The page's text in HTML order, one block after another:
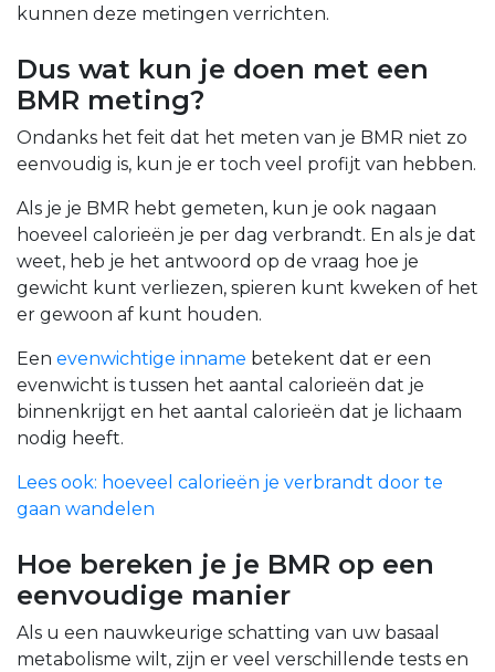
kunnen deze metingen verrichten.
Dus wat kun je doen met een
BMR meting?
Ondanks het feit dat het meten van je BMR niet zo
eenvoudig is, kun je er toch veel profijt van hebben.
Als je je BMR hebt gemeten, kun je ook nagaan
hoeveel calorieën je per dag verbrandt. En als je dat
weet, heb je het antwoord op de vraag hoe je
gewicht kunt verliezen, spieren kunt kweken of het
er gewoon af kunt houden.
Een evenwichtige inname betekent dat er een
evenwicht is tussen het aantal calorieën dat je
binnenkrijgt en het aantal calorieën dat je lichaam
nodig heeft.
Lees ook: hoeveel calorieën je verbrandt door te
gaan wandelen
Hoe bereken je je BMR op een
eenvoudige manier
Als u een nauwkeurige schatting van uw basaal
metabolisme wilt, zijn er veel verschillende tests en